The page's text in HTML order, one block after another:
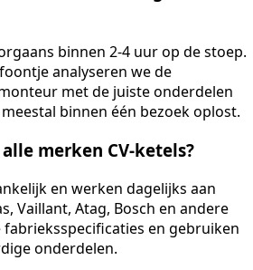
binnen 2-4 uur op de stoep.
analyseren we de
met de juiste onderdelen
binnen één bezoek oplost.
merken CV-ketels?
en werken dagelijks aan
Vaillant, Atag, Bosch en andere
fabrieksspecificaties en gebruiken
onderdelen.